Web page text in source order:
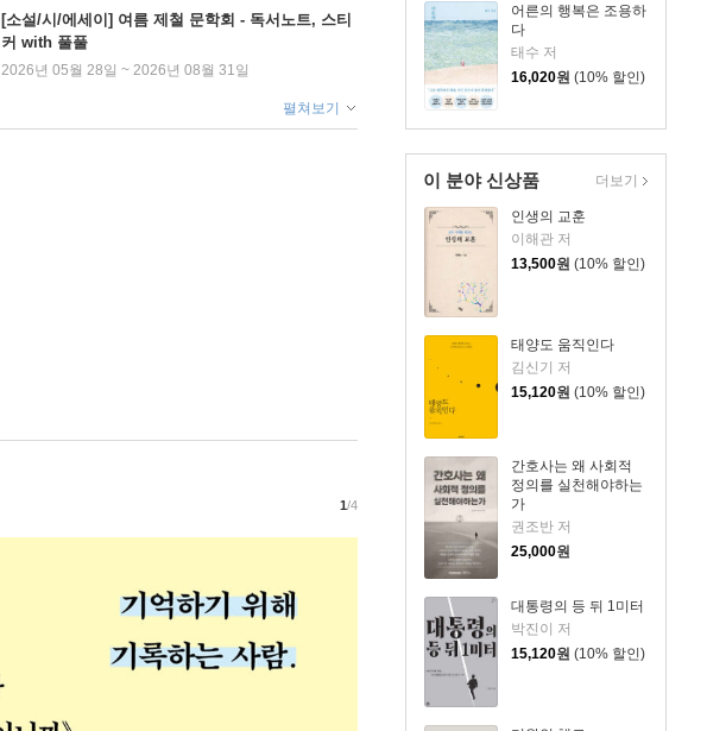
어른의 행복은 조용하
다
태수 저
16,020원 (10% 할인)
이 분야 신상품
인생의 교훈
이해관 저
13,500원 (10% 할인)
태양도 움직인다
김신기 저
15,120원 (10% 할인)
간호사는 왜 사회적
정의를 실천해야하는
가
권조반 저
25,000원
대통령의 등 뒤 1미터
박진이 저
15,120원 (10% 할인)
더보기
[소설/시/에세이] 여름 제철 문학회 - 독서노트, 스티
커 with 풀풀
2026년 05월 28일 ~ 2026년 08월 31일
펼쳐보기
1/4